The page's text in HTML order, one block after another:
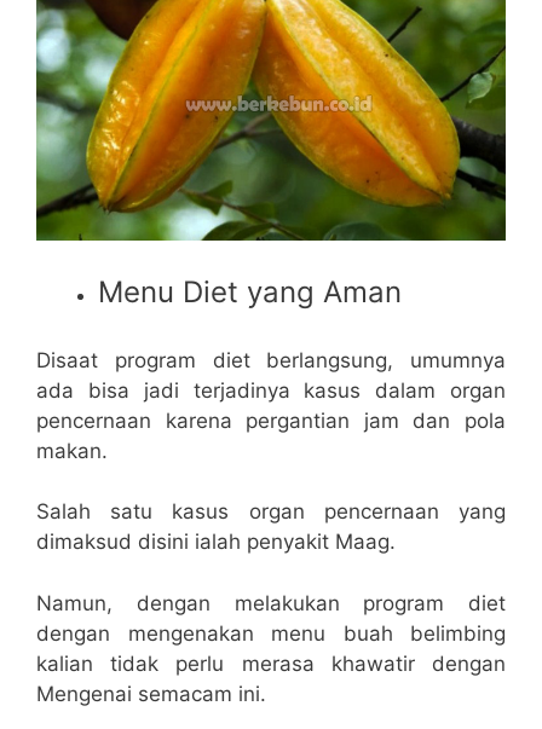
Menu Diet yang Aman
Disaat program diet berlangsung, umumnya
ada bisa jadi terjadinya kasus dalam organ
pencernaan karena pergantian jam dan pola
makan.
Salah satu kasus organ pencernaan yang
dimaksud disini ialah penyakit Maag.
Namun, dengan melakukan program diet
dengan mengenakan menu buah belimbing
kalian tidak perlu merasa khawatir dengan
Mengenai semacam ini.